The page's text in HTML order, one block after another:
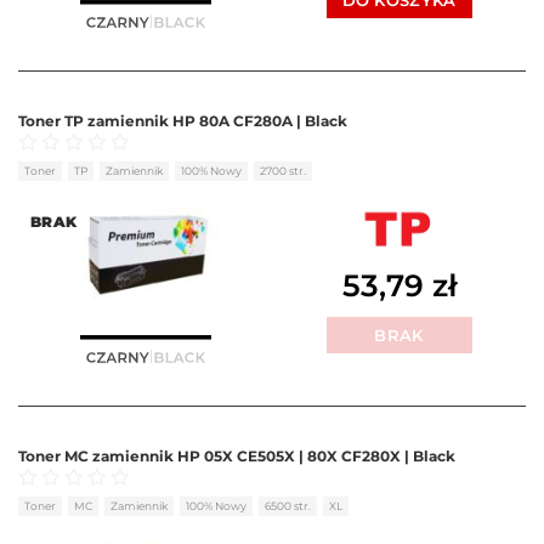
BRAK
Toner TP zamiennik HP 80A CF280A | Black
Oceniono0na 5
Toner TP Zamiennik 100% Nowy 2700 str.
53,79 zł
BRAK
Toner MC zamiennik HP 05X CE505X | 80X CF280X | Black
Oceniono0na 5
Toner MC Zamiennik 100% Nowy 6500 str. XL